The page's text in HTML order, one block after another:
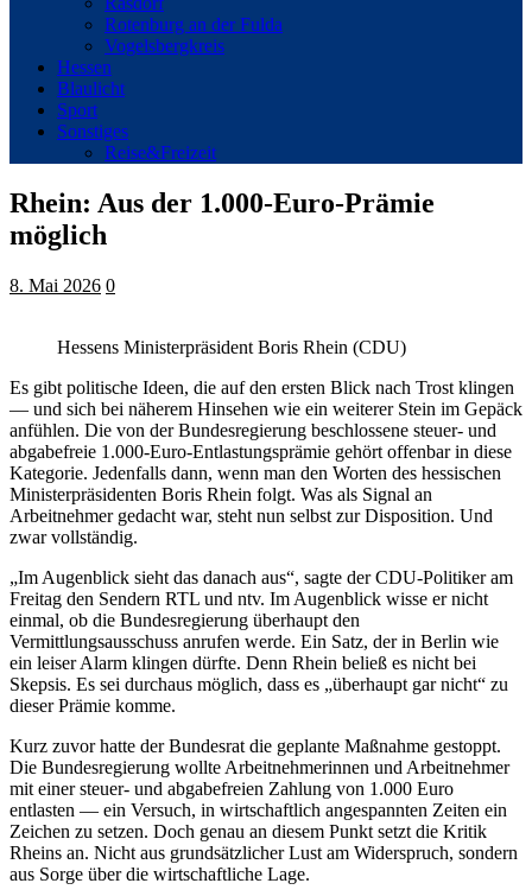
Rotenburg an der Fulda
Vogelsbergkreis
Hessen
Blaulicht
Sport
Sonstiges
Reise&Freizeit
Rhein: Aus der 1.000-Euro-Prämie
möglich
8. Mai 2026 0
Hessens Ministerpräsident Boris Rhein (CDU)
Es gibt politische Ideen, die auf den ersten Blick nach Trost klingen
— und sich bei näherem Hinsehen wie ein weiterer Stein im Gepäck
anfühlen. Die von der Bundesregierung beschlossene steuer- und
abgabefreie 1.000-Euro-Entlastungsprämie gehört offenbar in diese
Kategorie. Jedenfalls dann, wenn man den Worten des hessischen
Ministerpräsidenten Boris Rhein folgt. Was als Signal an
Arbeitnehmer gedacht war, steht nun selbst zur Disposition. Und
zwar vollständig.
„Im Augenblick sieht das danach aus“, sagte der CDU-Politiker am
Freitag den Sendern RTL und ntv. Im Augenblick wisse er nicht
einmal, ob die Bundesregierung überhaupt den
Vermittlungsausschuss anrufen werde. Ein Satz, der in Berlin wie
ein leiser Alarm klingen dürfte. Denn Rhein beließ es nicht bei
Skepsis. Es sei durchaus möglich, dass es „überhaupt gar nicht“ zu
dieser Prämie komme.
Kurz zuvor hatte der Bundesrat die geplante Maßnahme gestoppt.
Die Bundesregierung wollte Arbeitnehmerinnen und Arbeitnehmer
mit einer steuer- und abgabefreien Zahlung von 1.000 Euro
entlasten — ein Versuch, in wirtschaftlich angespannten Zeiten ein
Zeichen zu setzen. Doch genau an diesem Punkt setzt die Kritik
Rheins an. Nicht aus grundsätzlicher Lust am Widerspruch, sondern
aus Sorge über die wirtschaftliche Lage.